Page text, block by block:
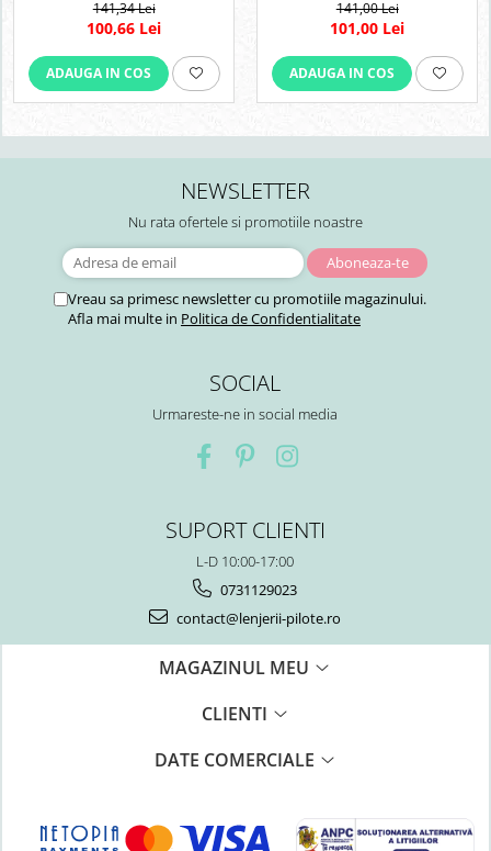
141,34 Lei
100,66 Lei
ADAUGA IN COS
141,00 Lei
101,00 Lei
ADAUGA IN COS
NEWSLETTER
Nu rata ofertele si promotiile noastre
Vreau sa primesc newsletter cu promotiile magazinului.
Afla mai multe in Politica de Confidentialitate
SOCIAL
Urmareste-ne in social media
SUPORT CLIENTI
L-D 10:00-17:00
0731129023
contact@lenjerii-pilote.ro
MAGAZINUL MEU
CLIENTI
DATE COMERCIALE